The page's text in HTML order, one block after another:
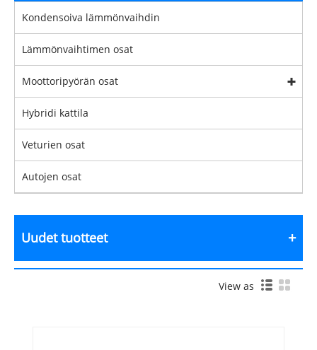
Kondensoiva lämmönvaihdin
Lämmönvaihtimen osat
Moottoripyörän osat
Hybridi kattila
Veturien osat
Autojen osat
Uudet tuotteet
View as